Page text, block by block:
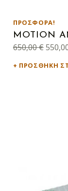
MOTION
ΠΡΟΣΦΟΡΆ!
650,00€ Original price was:
ΠΡΟΣΘΉΚΗ